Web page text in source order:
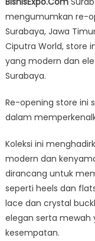
mengumumkan re-
Surabaya, Jawa
Ciputra World, store
yang modern dan
Surabaya.
Re-opening store ini
dalam
Koleksi ini
modern dan
dirancang untuk
seperti heels dan
lace dan crystal
elegan serta mewah
kesempatan.